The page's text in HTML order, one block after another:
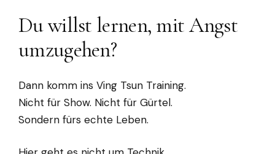
Du willst lernen, mit Angst
umzugehen?
Dann komm ins Ving Tsun Training.
Nicht für Show. Nicht für Gürtel.
Sondern fürs echte Leben.